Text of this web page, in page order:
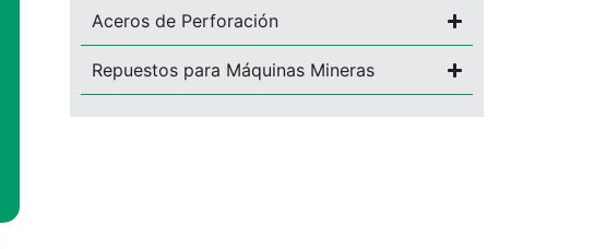
Aceros de Perforación
Repuestos para Máquinas Mineras